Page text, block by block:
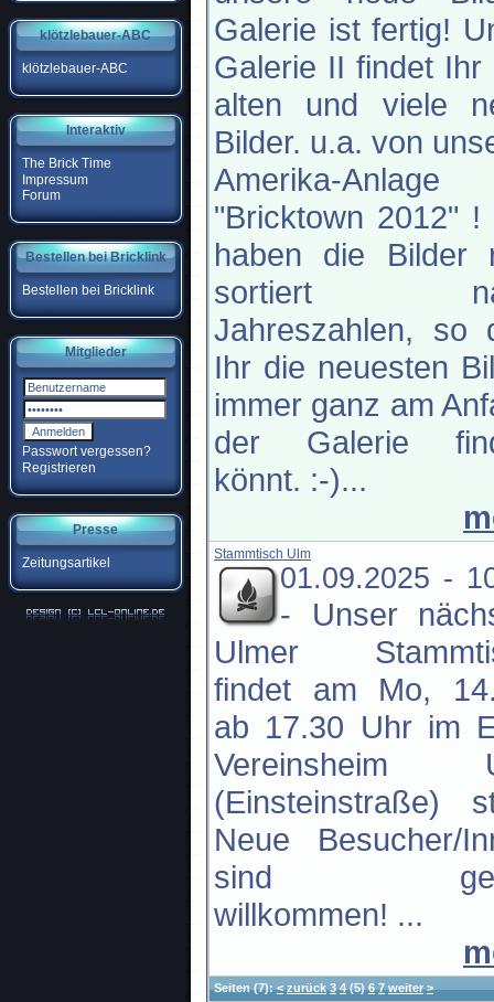
klötzlebauer-ABC
klötzlebauer-ABC
Interaktiv
The Brick Time
Impressum
Forum
Bestellen bei Bricklink
Bestellen bei Bricklink
Mitglieder
Passwort vergessen?
Registrieren
Presse
Zeitungsartikel
Galerie ist fertig!
Galerie II findet Ihr
alten und viele
Bilder. u.a. von
Amerika-Anlage
"Bricktown 2012" !
haben die Bilder
sortiert
Jahreszahlen, so
Ihr die neuesten
immer ganz am
der Galerie
könnt. :-)...
Stammtisch Ulm
01.09.2025 -
- Unser
Ulmer
findet am Mo,
ab 17.30 Uhr im
Vereinsheim
(Einsteinstraße)
Neue Besucher/
sind
willkommen! ...
Seiten(7):< zurück 3 4 (5) 6 7 weiter >